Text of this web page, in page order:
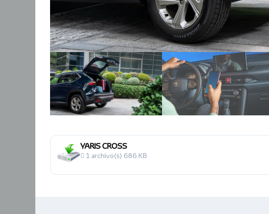
YARIS CROSS
1 archivo(s) 686 KB